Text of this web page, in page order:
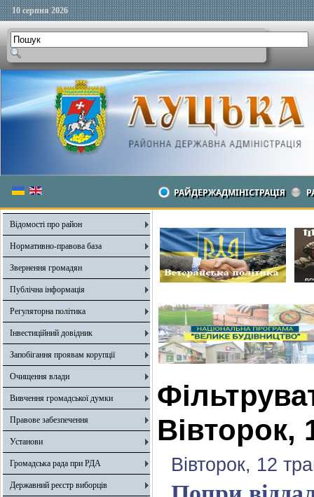
10 серпня 2026
РАЙДЕРЖАДМІНІСТРАЦІЯ
Відомості про район
Нормативно-правова база
Звернення громадян
Публічна інформація
Регуляторна політика
Інвестиційний довідник
Запобігання проявам корупції
Очищення влади
Вивчення громадської думки
Правове забезпечення
Установи
Громадська рада при РДА
Державний реєстр виборців
Вівторок,
Вівторок, 12